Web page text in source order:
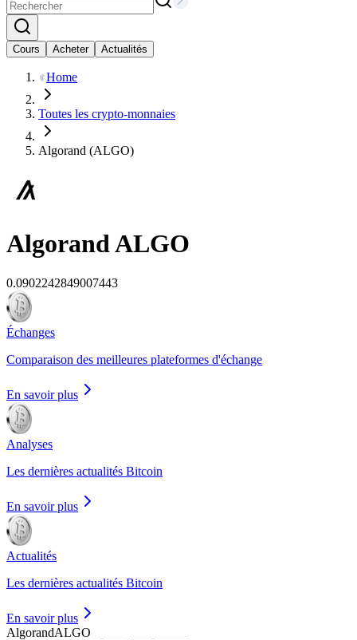
Cours Acheter Actualités
Home
Toutes les crypto-monnaies
Algorand (ALGO)
AlgorandALGO
0.0902242849007443
Échanges
Comparaison des meilleures plateformes d'échange
En savoir plus
Analyses
Les dernières actualités Bitcoin
En savoir plus
Actualités
Les dernières actualités Bitcoin
En savoir plus
AlgorandALGO